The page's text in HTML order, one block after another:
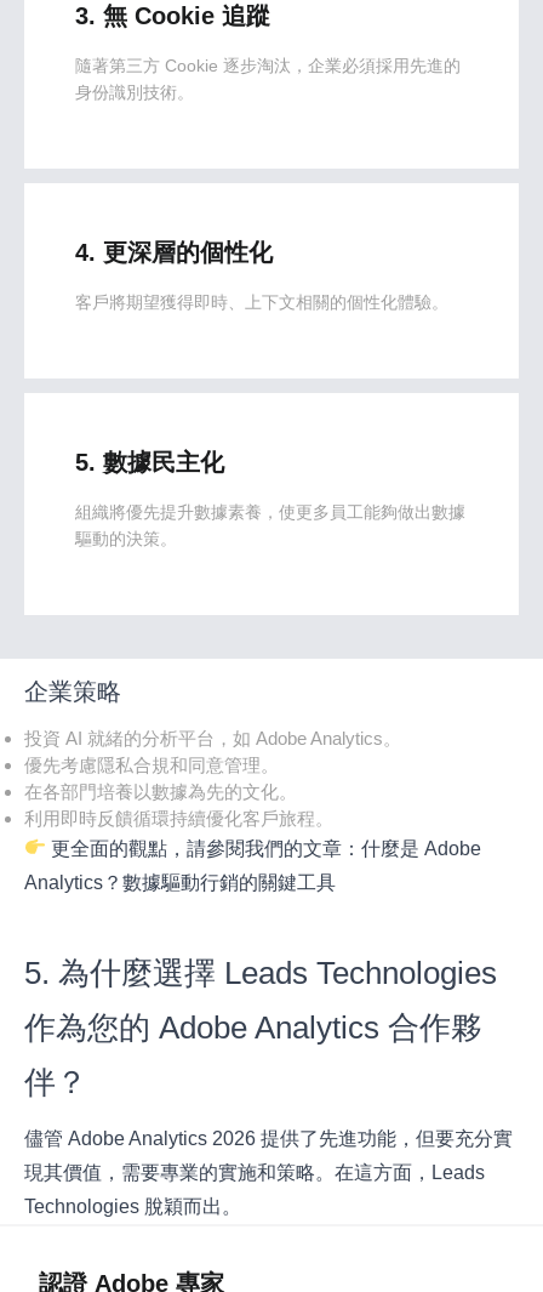
3. 無 Cookie 追蹤
隨著第三方 Cookie 逐步淘汰，企業必須採用先進的
身份識別技術。
4. 更深層的個性化
客戶將期望獲得即時、上下文相關的個性化體驗。
5. 數據民主化
組織將優先提升數據素養，使更多員工能夠做出數據
驅動的決策。
企業策略
投資 AI 就緒的分析平台，如 Adobe Analytics。
優先考慮隱私合規和同意管理。
在各部門培養以數據為先的文化。
利用即時反饋循環持續優化客戶旅程。
更全面的觀點，請參閱我們的文章：什麼是 Adobe
Analytics？數據驅動行銷的關鍵工具
5. 為什麼選擇 Leads Technologies
作為您的 Adobe Analytics 合作夥
伴？
儘管 Adobe Analytics 2026 提供了先進功能，但要充分實
現其價值，需要專業的實施和策略。在這方面，Leads
Technologies 脫穎而出。
認證 Adobe 專家